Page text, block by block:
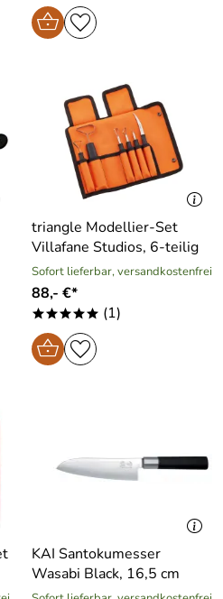
triangle Modellier-Set
Villafane Studios, 6-teilig
Sofort lieferbar, versandkostenfrei
88,- €*
***** (1)
KAI Santokumesser
Wasabi Black, 16,5 cm